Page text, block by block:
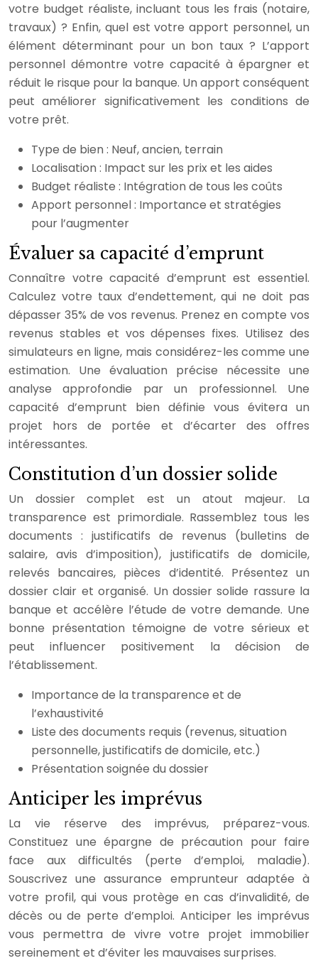
votre budget réaliste, incluant tous les frais (notaire,
travaux) ? Enfin, quel est votre apport personnel, un
élément déterminant pour un bon taux ? L’apport
personnel démontre votre capacité à épargner et
réduit le risque pour la banque. Un apport conséquent
peut améliorer significativement les conditions de
votre prêt.
Type de bien : Neuf, ancien, terrain
Localisation : Impact sur les prix et les aides
Budget réaliste : Intégration de tous les coûts
Apport personnel : Importance et stratégies
pour l’augmenter
Évaluer sa capacité d’emprunt
Connaître votre capacité d’emprunt est essentiel.
Calculez votre taux d’endettement, qui ne doit pas
dépasser 35% de vos revenus. Prenez en compte vos
revenus stables et vos dépenses fixes. Utilisez des
simulateurs en ligne, mais considérez-les comme une
estimation. Une évaluation précise nécessite une
analyse approfondie par un professionnel. Une
capacité d’emprunt bien définie vous évitera un
projet hors de portée et d’écarter des offres
intéressantes.
Constitution d’un dossier solide
Un dossier complet est un atout majeur. La
transparence est primordiale. Rassemblez tous les
documents : justificatifs de revenus (bulletins de
salaire, avis d’imposition), justificatifs de domicile,
relevés bancaires, pièces d’identité. Présentez un
dossier clair et organisé. Un dossier solide rassure la
banque et accélère l’étude de votre demande. Une
bonne présentation témoigne de votre sérieux et
peut influencer positivement la décision de
l’établissement.
Importance de la transparence et de
l’exhaustivité
Liste des documents requis (revenus, situation
personnelle, justificatifs de domicile, etc.)
Présentation soignée du dossier
Anticiper les imprévus
La vie réserve des imprévus, préparez-vous.
Constituez une épargne de précaution pour faire
face aux difficultés (perte d’emploi, maladie).
Souscrivez une assurance emprunteur adaptée à
votre profil, qui vous protège en cas d’invalidité, de
décès ou de perte d’emploi. Anticiper les imprévus
vous permettra de vivre votre projet immobilier
sereinement et d’éviter les mauvaises surprises.